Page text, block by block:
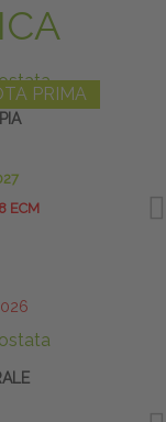
PRIMA
8 ECM